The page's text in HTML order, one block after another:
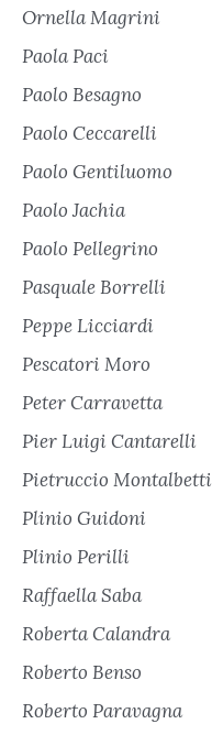
Ornella Magrini
Paola Paci
Paolo Besagno
Paolo Ceccarelli
Paolo Gentiluomo
Paolo Jachia
Paolo Pellegrino
Pasquale Borrelli
Peppe Licciardi
Pescatori Moro
Peter Carravetta
Pier Luigi Cantarelli
Pietruccio Montalbetti
Plinio Guidoni
Plinio Perilli
Raffaella Saba
Roberta Calandra
Roberto Benso
Roberto Paravagna